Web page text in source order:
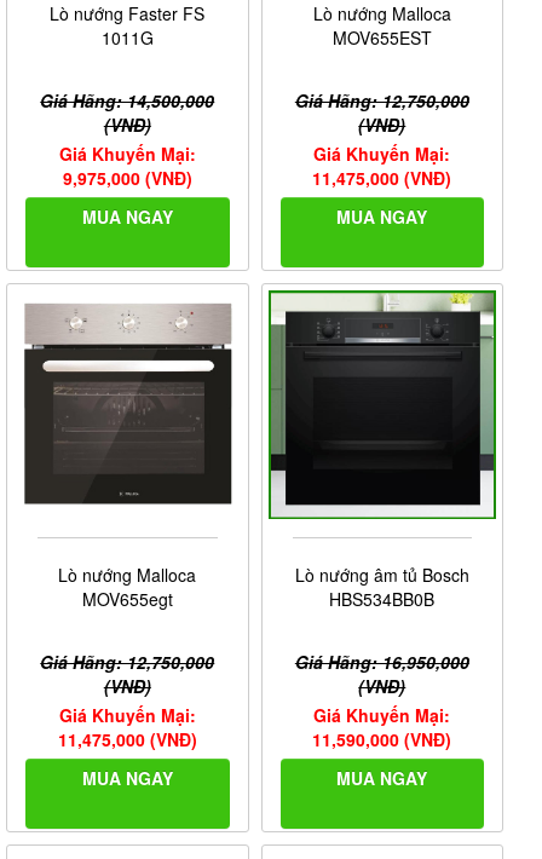
Lò nướng Faster FS
1011G
Giá Hãng: 14,500,000
(VNĐ)
Giá Khuyến Mại:
9,975,000 (VNĐ)
MUA NGAY
Lò nướng Malloca
MOV655EST
Giá Hãng: 12,750,000
(VNĐ)
Giá Khuyến Mại:
11,475,000 (VNĐ)
MUA NGAY
Lò nướng Malloca
MOV655egt
Giá Hãng: 12,750,000
(VNĐ)
Giá Khuyến Mại:
11,475,000 (VNĐ)
MUA NGAY
Lò nướng âm tủ Bosch
HBS534BB0B
Giá Hãng: 16,950,000
(VNĐ)
Giá Khuyến Mại:
11,590,000 (VNĐ)
MUA NGAY